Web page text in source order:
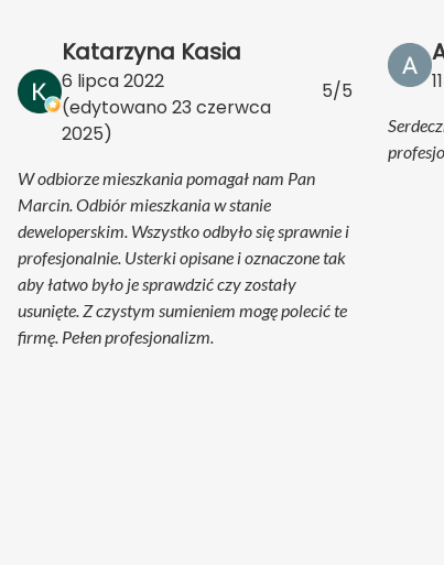
Katarzyna Kasia
6 lipca 2022
(edytowano 23 czerwca
2025)
5/5
W odbiorze mieszkania pomagał nam Pan
Marcin. Odbiór mieszkania w stanie
deweloperskim. Wszystko odbyło się sprawnie i
profesjonalnie. Usterki opisane i oznaczone tak
aby łatwo było je sprawdzić czy zostały
usunięte. Z czystym sumieniem mogę polecić te
firmę. Pełen profesjonalizm.